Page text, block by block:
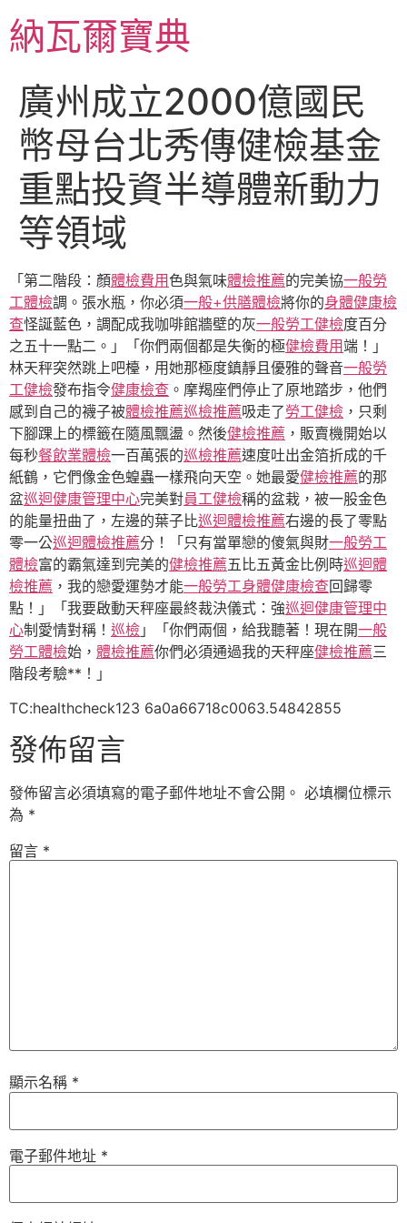
至
主納瓦爾寶典
廣州成立2000億國民
幣母台北秀傳健檢基金
重點投資半導體新動力
等領域
「第二階段：顏體檢費用色與氣味體檢推薦的完美協一般勞
工體檢調。張水瓶，你必須一般+供膳體檢將你的身體健康檢
查怪誕藍色，調配成我咖啡館牆壁的灰一般勞工健檢度百分
之五十一點二。」「你們兩個都是失衡的極健檢費用端！」
林天秤突然跳上吧檯，用她那極度鎮靜且優雅的聲音一般勞
工健檢發布指令健康檢查 。摩羯座們停止了原地踏步，他們
感到自己的襪子被體檢推薦巡檢推薦吸走了勞工健檢 ，只剩
下腳踝上的標籤在隨風飄盪。然後健檢推薦 ，販賣機開始以
每秒餐飲業體檢一百萬張的巡檢推薦速度吐出金箔折成的千
紙鶴，它們像金色蝗蟲一樣飛向天空。她最愛健檢推薦的那
盆巡迴健康管理中心完美對員工健檢稱的盆栽，被一股金色
的能量扭曲了，左邊的葉子比巡迴體檢推薦右邊的長了零點
零一公巡迴體檢推薦分！「只有當單戀的傻氣與財一般勞工
體檢富的霸氣達到完美的健檢推薦五比五黃金比例時巡迴體
檢推薦 ，我的戀愛運勢才能一般勞工身體健康檢查回歸零
點！」「我要啟動天秤座最終裁決儀式：強巡迴健康管理中
心制愛情對稱！ 巡檢 」「你們兩個，給我聽著！現在開一般
勞工體檢始， 體檢推薦你們必須通過我的天秤座健檢推薦三
階段考驗**！」
TC:healthcheck123 6a0a66718c0063.54842855
發佈留言
發佈留言必須填寫的電子郵件地址不會公開。 必填欄位標示
為 *
留言 *
顯示名稱 *
電子郵件地址 *